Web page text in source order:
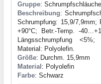
Gruppe: Schrumpfschläuche
Beschreibung:
Schrumpfung: 15,9/7,9mm;
+90°C; Betr.-Temp. -
Längsschrumpfung <5%;
Material: Polyolefin.
Größe: Durchm. 15,9mm
Material : Polyolefin
Farbe: Schwarz